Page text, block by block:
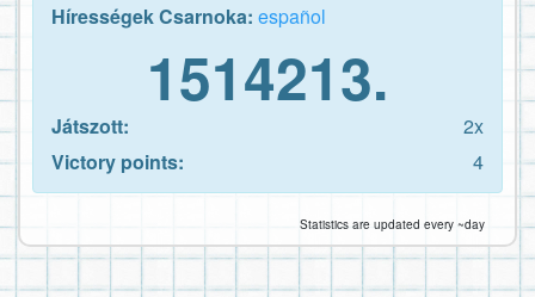
Hírességek Csarnoka: español
1514213.
Játszott:
2x
Victory points:
4
Statistics are updated every ~day